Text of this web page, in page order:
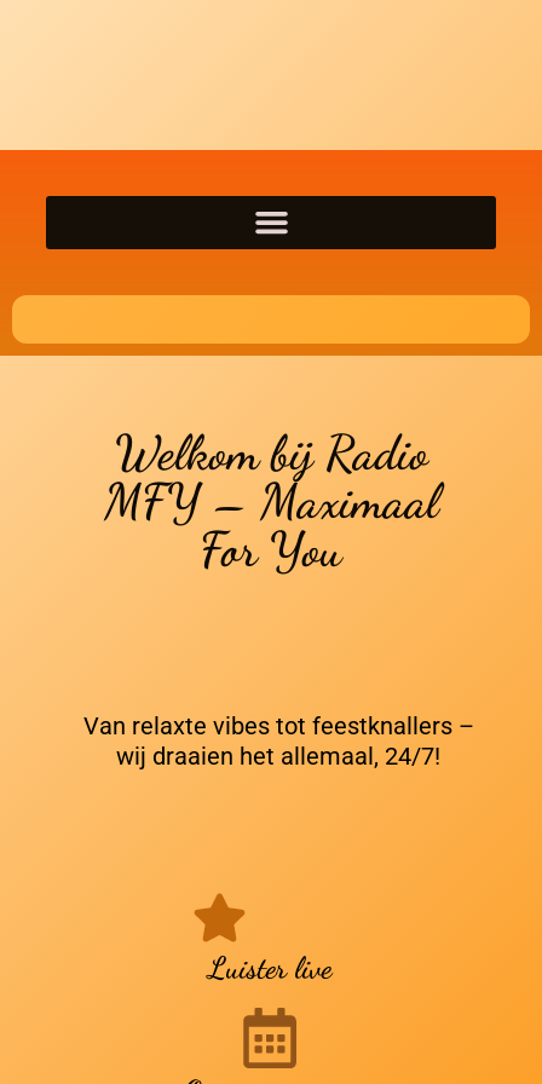
Welkom bij Radio
MFY – Maximaal
For You
Van relaxte vibes tot feestknallers –
wij draaien het allemaal, 24/7!
Luister live